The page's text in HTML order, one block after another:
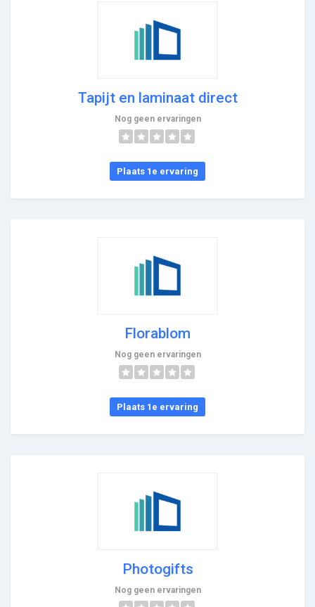
Tapijt en laminaat direct
Nog geen ervaringen
Plaats 1e ervaring
Florablom
Nog geen ervaringen
Plaats 1e ervaring
Photogifts
Nog geen ervaringen